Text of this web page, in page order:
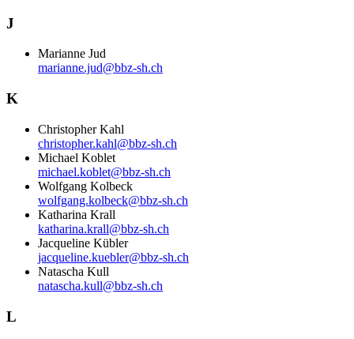
J
Marianne Jud
marianne.jud@bbz-sh.ch
K
Christopher Kahl
christopher.kahl@bbz-sh.ch
Michael Koblet
michael.koblet@bbz-sh.ch
Wolfgang Kolbeck
wolfgang.kolbeck@bbz-sh.ch
Katharina Krall
katharina.krall@bbz-sh.ch
Jacqueline Kübler
jacqueline.kuebler@bbz-sh.ch
Natascha Kull
natascha.kull@bbz-sh.ch
L